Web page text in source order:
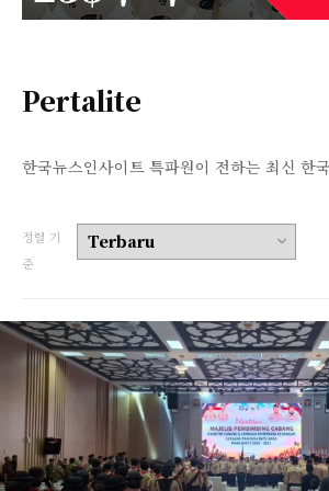
Pertalite
한국뉴스인사이트 특파원이 전하는 최신 한
정렬 기
준